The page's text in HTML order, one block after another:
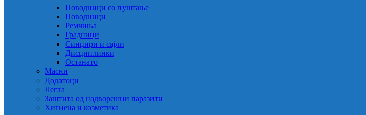
Поводници со пуштање
Поводници
Ремчиња
Градници
Синџири и сајли
Дисциплинки
Останато
Маски
Додатоци
Легла
Заштита од надворешни паразити
Хигиена и козметика